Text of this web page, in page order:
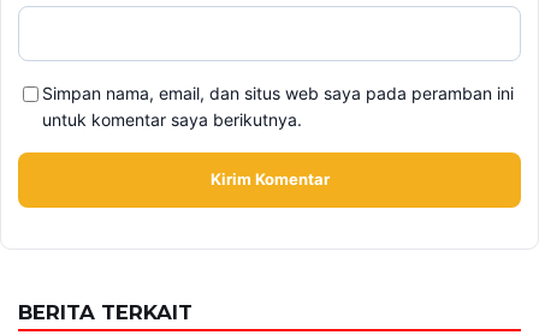
Simpan nama, email, dan situs web saya pada peramban ini
untuk komentar saya berikutnya.
BERITA TERKAIT